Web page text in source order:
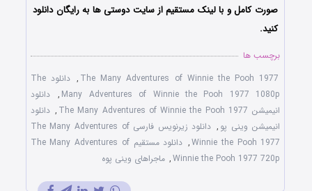
صورت کامل و با لینک مستقیم از سایت دوستی ها به رایگان دانلود
کنید.
برچسب ها
The Many Adventures of Winnie the Pooh 1977
,
دانلود The
Many Adventures of Winnie the Pooh 1977 1080p
,
دانلود
انیمیشن The Many Adventures of Winnie the Pooh 1977
, دانلود
انیمیشن وینی پو ,
دانلود زیرنویس فارسی The Many Adventures of
Winnie the Pooh 1977
,
دانلود مستقیم The Many Adventures of
Winnie the Pooh 1977 720p
, ماجراهای وینی پوه